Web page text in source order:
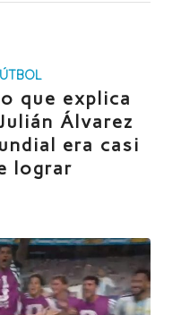
que explica
Álvarez
era casi
lograr